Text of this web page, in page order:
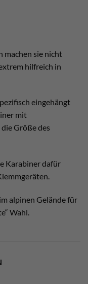
machen sie nicht
hilfreich in
eingehängt
mit
Größe des
Karabiner dafür
alpinen Gelände für
Wahl.